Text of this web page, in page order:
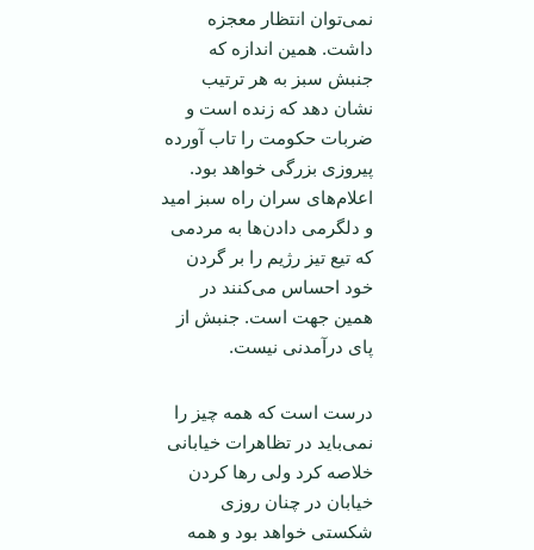
نمی‌توان انتظار معجزه
داشت. همین اندازه که
جنبش سبز به هر ترتیب
نشان ‌دهد که زنده است و
ضربات حکومت را تاب آورده
پیروزی بزرگی خواهد بود.
اعلام‌های سران راه سبز امید
و دلگرمی دادن‌ها به مردمی
که تیع تیز رژیم را بر گردن
خود احساس می‌کنند در
همین جهت است. جنبش از
پای درآمدنی نیست.
درست است که همه چیز را
نمی‌باید در تظاهرات خیابانی
خلاصه کرد ولی‌‌ رها کردن
خیابان در چنان روزی
شکستی خواهد بود و همه